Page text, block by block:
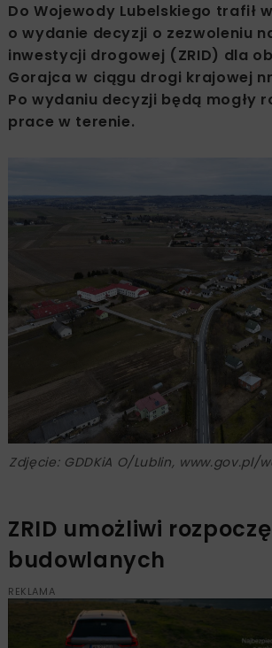
Do Wojewody Lubelskiego trafił
o wydanie decyzji o zezwoleniu
inwestycji drogowej (ZRID) dla
Gorajca w ciągu drogi krajowej
Po wydaniu decyzji będą mogły
prace w terenie.
Zdjęcie: GDDKiA O/Lublin,
ZRID umożliwi
budowlanych
REKLAMA